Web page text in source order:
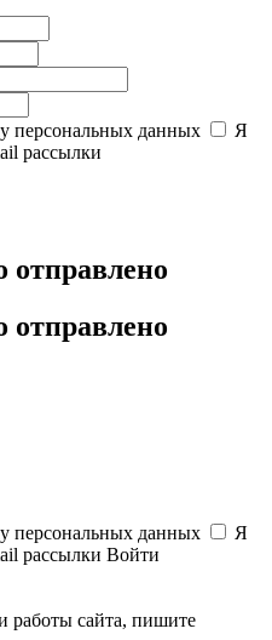
персональных данных
Я
рассылки
отправлено
отправлено
персональных данных
Я
рассылки Войти
работы сайта, пишите